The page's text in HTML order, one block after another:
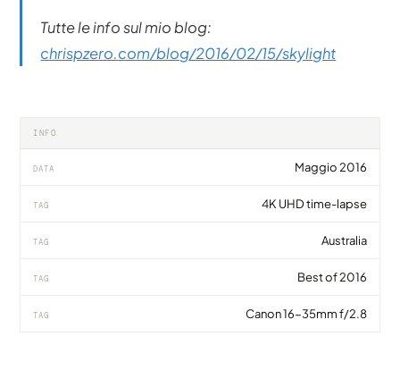
Tutte le info sul mio blog:
chrispzero.com/blog/2016/02/15/skylight
INFO
DATA Maggio 2016
TAG 4K UHD time-lapse
TAG Australia
TAG Best of 2016
TAG Canon 16-35mm f/2.8